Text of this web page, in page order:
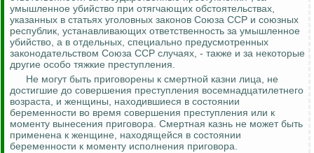
умышленное убийство при отягчающих обстоятельствах,
указанных в статьях уголовных законов Союза ССР и союзных
республик, устанавливающих ответственность за умышленное
убийство, а в отдельных, специально предусмотренных
законодательством Союза ССР случаях, - также и за некоторые
другие особо тяжкие преступления.
Не могут быть приговорены к смертной казни лица, не
достигшие до совершения преступления восемнадцатилетнего
возраста, и женщины, находившиеся в состоянии
беременности во время совершения преступления или к
моменту вынесения приговора. Смертная казнь не может быть
применена к женщине, находящейся в состоянии
беременности к моменту исполнения приговора.